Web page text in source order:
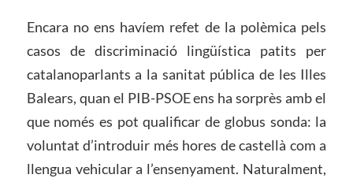
Encara no ens havíem refet de la polèmica pels
casos de discriminació lingüística patits per
catalanoparlants a la sanitat pública de les Illes
Balears, quan el PIB-PSOE ens ha sorprès amb el
que només es pot qualificar de globus sonda: la
voluntat d’introduir més hores de castellà com a
llengua vehicular a l’ensenyament. Naturalment,